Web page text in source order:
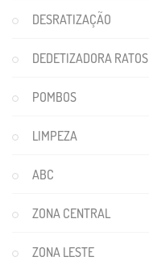
DESRATIZAÇÃO
DEDETIZADORA RATOS
POMBOS
LIMPEZA
ABC
ZONA CENTRAL
ZONA LESTE